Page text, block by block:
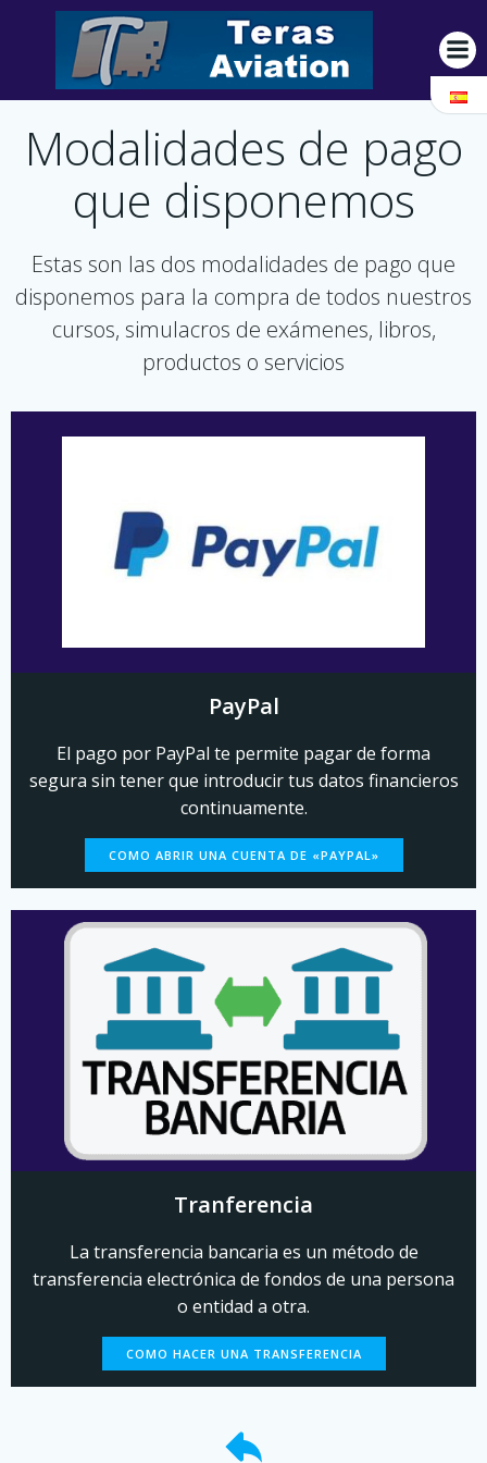
Saltar
al
contenido
Modalidades de pago
que disponemos
Estas son las dos modalidades de pago que
disponemos para la compra de todos nuestros
cursos, simulacros de exámenes, libros,
productos o servicios
PayPal
El pago por PayPal te permite pagar de forma
segura sin tener que introducir tus datos financieros
continuamente.
COMO ABRIR UNA CUENTA DE «PAYPAL»
Tranferencia
La transferencia bancaria es un método de
transferencia electrónica de fondos de una persona
o entidad a otra.
COMO HACER UNA TRANSFERENCIA